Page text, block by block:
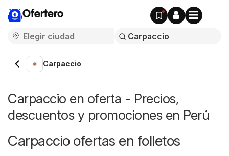
Ofertero
Carpaccio
Carpaccio en oferta - Precios,
descuentos y promociones en Perú
Carpaccio ofertas en folletos